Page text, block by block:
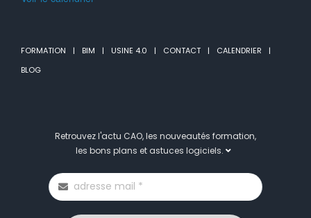
FORMATION BIM USINE 4.0 CONTACT
CALENDRIER
BLOG
Retrouvez l'actu CAO, les nouveautés formation,
les bons plans et astuces logiciels.